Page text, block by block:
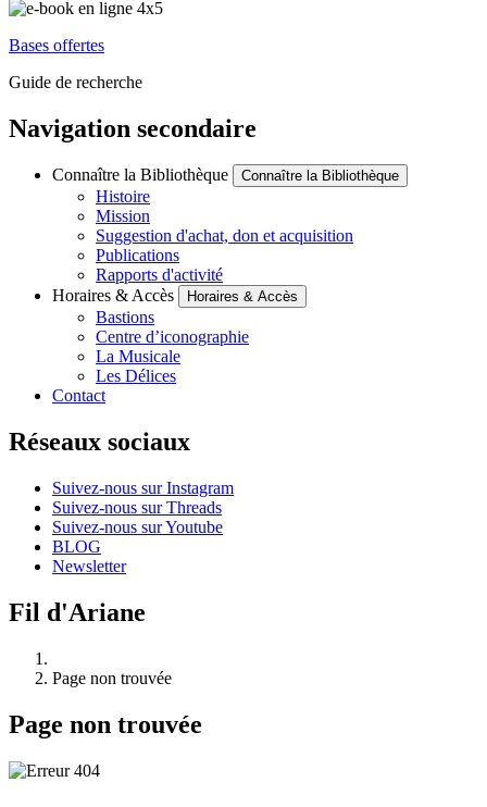
Bases offertes
Guide de recherche
Navigation secondaire
Connaître la Bibliothèque Connaître la Bibliothèque
Histoire
Mission
Suggestion d'achat, don et acquisition
Publications
Rapports d'activité
Horaires & Accès
Horaires & Accès
Bastions
Centre d’iconographie
La Musicale
Les Délices
Contact
Réseaux sociaux
Suivez-nous sur Instagram
Suivez-nous sur Threads
Suivez-nous sur Youtube
BLOG
Newsletter
Fil d'Ariane
Page non trouvée
Page non trouvée